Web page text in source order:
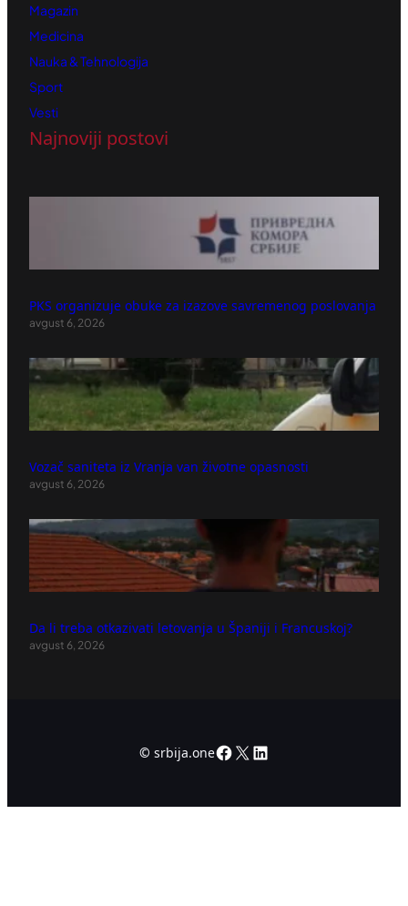
Magazin
Medicina
Nauka & Tehnologija
Sport
Vesti
Najnoviji postovi
PKS organizuje obuke za izazove savremenog poslovanja
avgust 6, 2026
Vozač saniteta iz Vranja van životne opasnosti
avgust 6, 2026
Da li treba otkazivati letovanja u Španiji i Francuskoj?
avgust 6, 2026
© srbija.oneFacebook
X LinkedIn